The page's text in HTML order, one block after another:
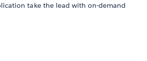
take the lead with on-demand